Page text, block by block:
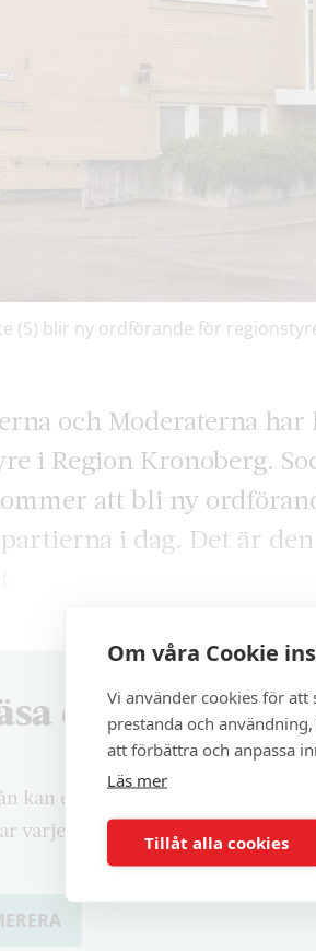
Om våra Cookie
Vi använder cookies för
prestanda och
att förbättra och anpassa
Läs mer
Tillåt alla cookies
(S) blir ny ordförande för
och Moderaterna
i Region Kronoberg.
att bli ny
i dag. Det är
denna
kan du läsa både denna och
varje månad.